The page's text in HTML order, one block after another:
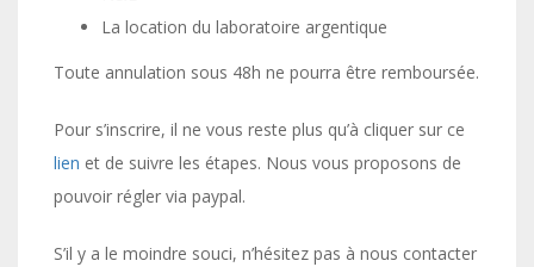
La location du laboratoire argentique
Toute annulation sous 48h ne pourra être remboursée.
Pour s’inscrire, il ne vous reste plus qu’à cliquer sur ce
lien et de suivre les étapes. Nous vous proposons de
pouvoir régler via paypal.
S’il y a le moindre souci, n’hésitez pas à nous contacter